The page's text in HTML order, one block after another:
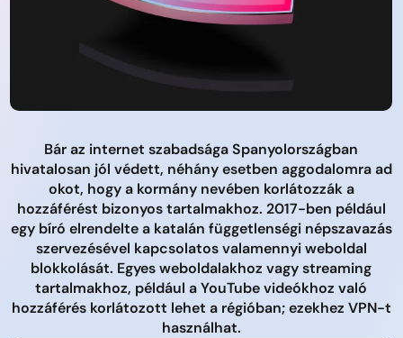
Bár az internet szabadsága Spanyolországban
hivatalosan jól védett, néhány esetben aggodalomra ad
okot, hogy a kormány nevében korlátozzák a
hozzáférést bizonyos tartalmakhoz. 2017-ben például
egy bíró elrendelte a katalán függetlenségi népszavazás
szervezésével kapcsolatos valamennyi weboldal
blokkolását. Egyes weboldalakhoz vagy streaming
tartalmakhoz, például a YouTube videókhoz való
hozzáférés korlátozott lehet a régióban; ezekhez VPN-t
használhat.